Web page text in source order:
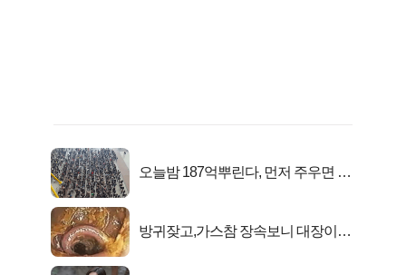
오늘밤 187억뿌린다, 먼저 주우면 최
방귀잦고,가스참 장속보니 대장이아